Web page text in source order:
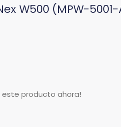
W500 (MPW-
este producto ahora!